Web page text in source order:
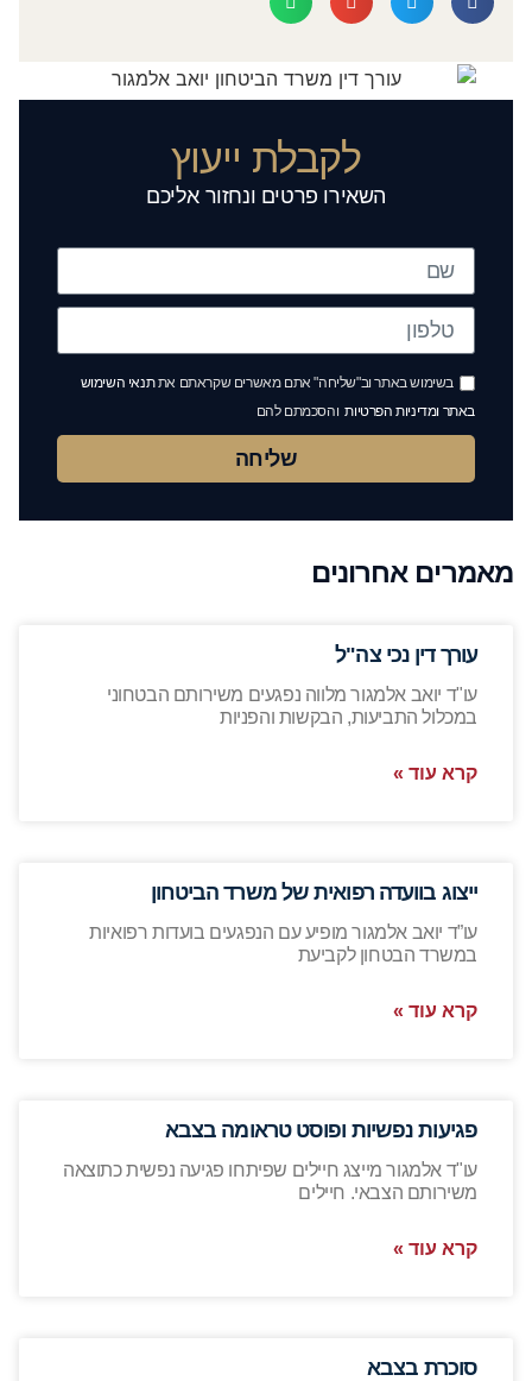
לקבלת ייעוץ
השאירו פרטים ונחזור אליכם
בשימוש באתר וב"שליחה" אתם מאשרים שקראתם אתתנאי השימוש
באתר ומדיניות הפרטיות והסכמתם להם
שליחה
מאמרים אחרונים
עורך דין נכי צה"ל
עו"ד יואב אלמגור מלווה נפגעים משירותם הבטחוני
במכלול התביעות, הבקשות והפניות
קרא עוד »
ייצוג בוועדה רפואית של משרד הביטחון
עו”ד יואב אלמגור מופיע עם הנפגעים בועדות רפואיות
במשרד הבטחון לקביעת
קרא עוד »
פגיעות נפשיות ופוסט טראומה בצבא
עו"ד אלמגור מייצג חיילים שפיתחו פגיעה נפשית כתוצאה
משירותם הצבאי. חיילים
קרא עוד »
סוכרת בצבא